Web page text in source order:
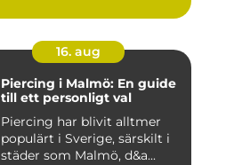
16. aug
Piercing i Malmö: En guide
till ett personligt val
Piercing har blivit alltmer
populärt i Sverige, särskilt i
städer som Malmö, d&a...